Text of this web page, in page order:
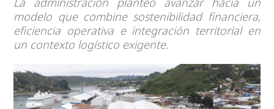
modelo que combine sostenibilidad financiera,
eficiencia operativa e integración territorial en
un contexto logístico exigente.